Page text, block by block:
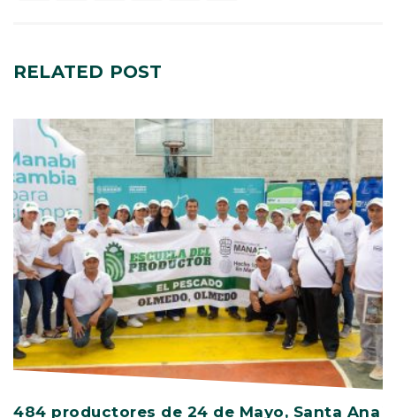
RELATED POST
484 productores de 24 de Mayo, Santa Ana